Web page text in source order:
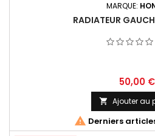
MARQUE:
RADIATEUR
50,00 €
 Ajouter au
 Derniers